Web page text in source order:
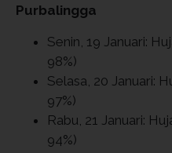
Purbalingga
Senin, 19 Januari:
98%)
Selasa, 20 Januari:
97%)
Rabu, 21 Januari:
94%)